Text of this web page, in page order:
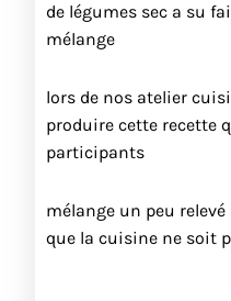
de légumes sec a su
mélange
lors de nos atelier
produire cette recette
participants
mélange un peu
que la cuisine ne soit